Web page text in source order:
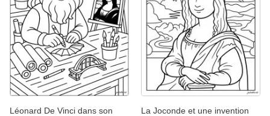
Léonard De Vinci dans son
La Joconde et une invention